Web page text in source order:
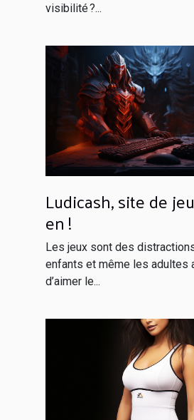
visibilité ?...
Ludicash, site de
en !
Les jeux sont des
enfants et même les adultes
d’aimer le...